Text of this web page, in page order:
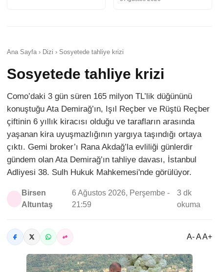
Ana Sayfa › Dizi › Sosyetede tahliye krizi
Sosyetede tahliye krizi
Como’daki 3 gün süren 165 milyon TL’lik düğününü
konuştuğu Ata Demirağ’ın, Işıl Reçber ve Rüştü Reçber
çiftinin 6 yıllık kiracısı olduğu ve tarafların arasında
yaşanan kira uyuşmazlığının yargıya taşındığı ortaya
çıktı. Gemi broker’ı Rana Akdağ’la evliliği günlerdir
gündem olan Ata Demirağ’ın tahliye davası, İstanbul
Adliyesi 38. Sulh Hukuk Mahkemesi'nde görülüyor.
Birsen
Altuntaş
6 Ağustos 2026, Perşembe -
21:59
3 dk
okuma
A- A A+